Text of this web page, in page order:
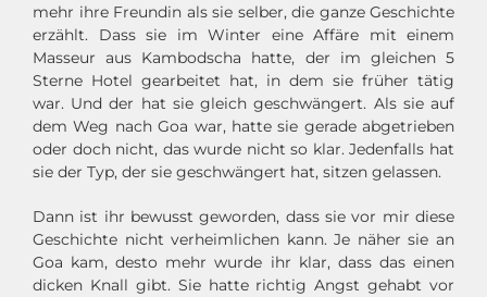
mehr ihre Freundin als sie selber, die ganze Geschichte
erzählt. Dass sie im Winter eine Affäre mit einem
Masseur aus Kambodscha hatte, der im gleichen 5
Sterne Hotel gearbeitet hat, in dem sie früher tätig
war. Und der hat sie gleich geschwängert. Als sie auf
dem Weg nach Goa war, hatte sie gerade abgetrieben
oder doch nicht, das wurde nicht so klar. Jedenfalls hat
sie der Typ, der sie geschwängert hat, sitzen gelassen.
Dann ist ihr bewusst geworden, dass sie vor mir diese
Geschichte nicht verheimlichen kann. Je näher sie an
Goa kam, desto mehr wurde ihr klar, dass das einen
dicken Knall gibt. Sie hatte richtig Angst gehabt vor